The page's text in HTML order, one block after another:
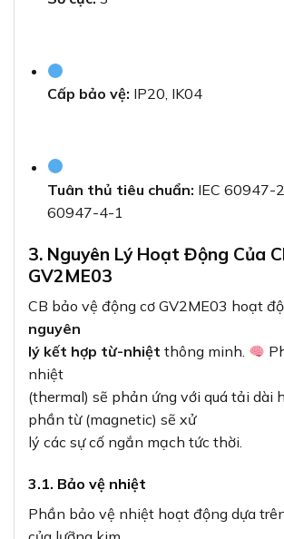
Cấp bảo vệ: IP20, IK04
Tuân thủ tiêu chuẩn: IEC 60947-
60947-4-1
3. Nguyên Lý Hoạt Động Của
GV2ME03
CB bảo vệ động cơ GV2ME03 hoạt
nguyên
lý kết hợp từ-nhiệt thông minh.
nhiệt
(thermal) sẽ phản ứng với quá tải dài
phần từ (magnetic) sẽ xử
lý các sự cố ngắn mạch tức thời.
3.1. Bảo vệ nhiệt
Phần bảo vệ nhiệt hoạt động dựa